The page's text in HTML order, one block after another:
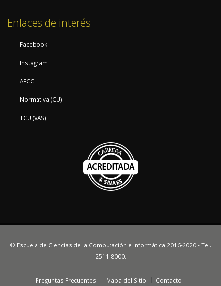
Enlaces de interés
Facebook
Instagram
AECCI
Normativa (CU)
TCU (VAS)
© Escuela de Ciencias de la Computación e Informática 2016-2020 - Tel.
2511-8000.
Preguntas Frecuentes Mapa del Sitio Contacto